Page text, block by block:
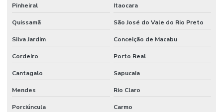
Reuso da água indústria
Reuso da água na indústria de alimentos
Sistema de alarme e detecção de incêndio
Sistema de alarme contra incêndio
Pinheiral Itaocara
Quissamã São José do Vale do Rio Preto
Silva Jardim Conceição de Macabu
Cordeiro Porto Real
Cantagalo Sapucaia
Mendes Rio Claro
Porciúncula Carmo